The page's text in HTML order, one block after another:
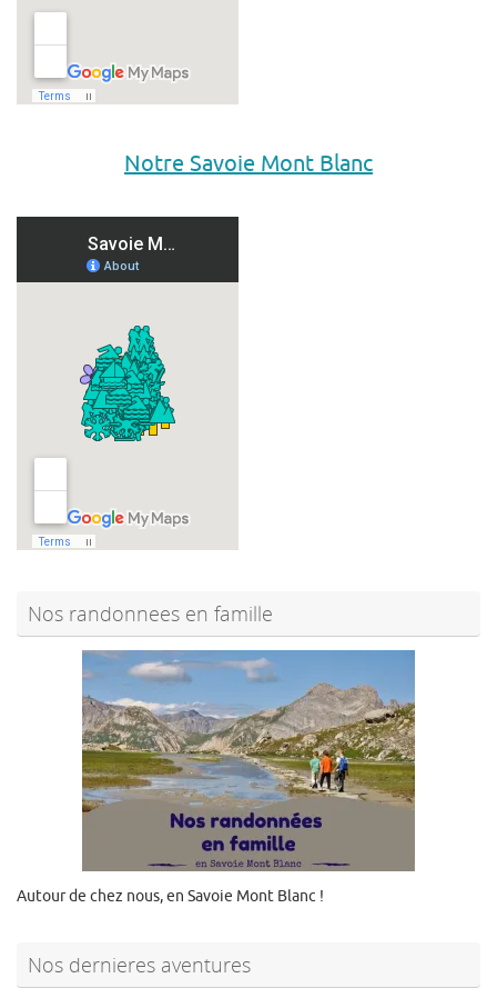
Notre Savoie Mont Blanc
Nos randonnees en famille
Autour de chez nous, en Savoie Mont Blanc !
Nos dernieres aventures